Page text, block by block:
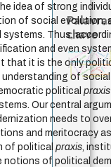
idea of strong
of social evolution,
Thus,
and even
that it is the only
of
politicalpraxis
Our central
needs to
and meritocracy
of politicalpraxis ,
notions of political
chave
fundamentalismo
jacobi protágoras
experiência temporal
metafísica do tempo
género idade
intolerância
history of philosophy
filosofias indígenas
j.c.m. neto
palavra
perdón
leyes
violencia guayaquil
logos
lei
acquaintance arquivos mentais
desejo
papel da lei sacrifício
mind therapy